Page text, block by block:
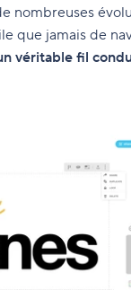
nombreuses
que jamais de
véritable fil